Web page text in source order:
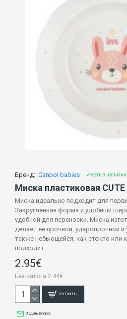
Бренд:: Canpol babies ✔ есть в наличии
Миска идеально подходит для
Закругленная форма и удобный
удобной для переноски. Миска
делает ее прочной, ударопрочной и
также небьющейся, как стекло или
подходит..
2.95€
Без налога:2.44€
КУПИТЬ
Задать вопрос